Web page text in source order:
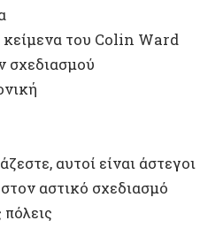
στέγαση & αυτονομία:
να τα βρείτε σε όλα τα
—